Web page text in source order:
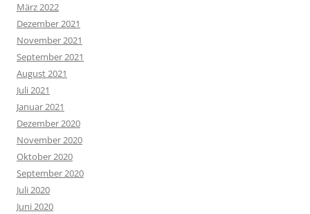
März 2022
Dezember 2021
November 2021
September 2021
August 2021
Juli 2021
Januar 2021
Dezember 2020
November 2020
Oktober 2020
September 2020
Juli 2020
Juni 2020